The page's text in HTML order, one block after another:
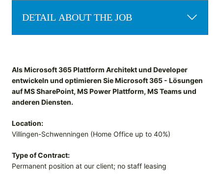
DETAIL ABOUT THE JOB
Als Microsoft 365 Plattform Architekt und Developer
entwickeln und optimieren Sie Microsoft 365 - Lösungen
auf MS SharePoint, MS Power Plattform, MS Teams und
anderen Diensten.
Location:
Villingen-Schwenningen (Home Office up to 40%)
Type of Contract:
Permanent position at our client; no staff leasing